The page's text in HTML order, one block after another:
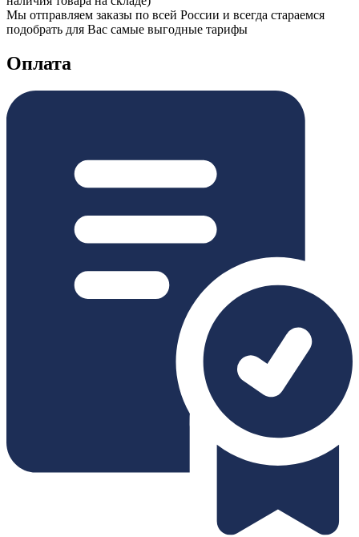
Мы отправляем заказы по всей России и всегда стараемся
подобрать для Вас самые выгодные тарифы
Оплата